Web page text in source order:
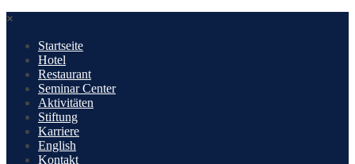
×
Startseite
Hotel
Restaurant
Seminar Center
Aktivitäten
Stiftung
Karriere
English
Kontakt